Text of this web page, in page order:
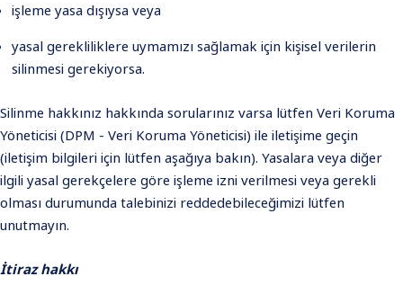
işleme yasa dışıysa veya
yasal gerekliliklere uymamızı sağlamak için kişisel verilerin
silinmesi gerekiyorsa.
Silinme hakkınız hakkında sorularınız varsa lütfen Veri Koruma
Yöneticisi (DPM - Veri Koruma Yöneticisi) ile iletişime geçin
(iletişim bilgileri için lütfen aşağıya bakın). Yasalara veya diğer
ilgili yasal gerekçelere göre işleme izni verilmesi veya gerekli
olması durumunda talebinizi reddedebileceğimizi lütfen
unutmayın.
İtiraz hakkı